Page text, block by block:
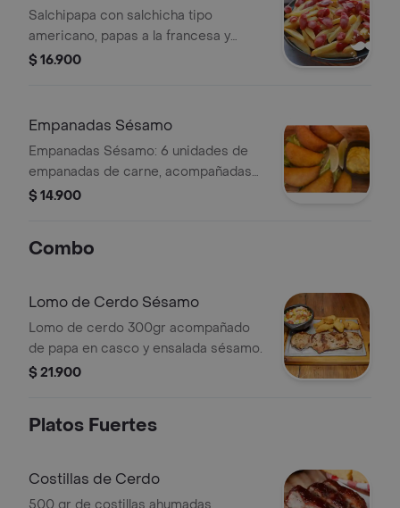
Salchipapa con salchicha tipo
americano, papas a la francesa y
queso.
$ 16.900
Empanadas Sésamo
Empanadas Sésamo: 6 unidades de
empanadas de carne, acompañadas
de rodajas de limón y salsa.
$ 14.900
Combo
Lomo de Cerdo Sésamo
Lomo de cerdo 300gr acompañado
de papa en casco y ensalada sésamo.
$ 21.900
Platos Fuertes
Costillas de Cerdo